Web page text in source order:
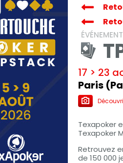
17 > 23
Paris
Texapoker
Texapoker
Retrouvez
de 150 000